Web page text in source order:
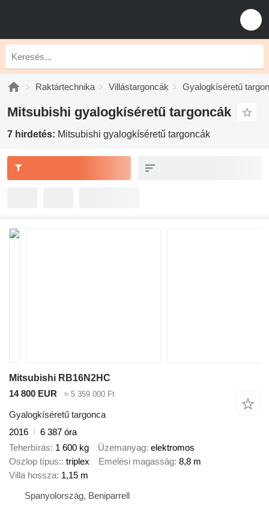
Raktártechnika Villástargoncák Gyalogkíséretű
Mitsubishi gyalogkíséretű targoncák
7 hirdetés: Mitsubishi gyalogkíséretű targoncák
Mitsubishi RB16N2HC
14 800 EUR
≈ 5 359 000 Ft
Gyalogkíséretű targonca
2016
6 387 óra
Teherbírás 1 600 kg Üzemanyag elektromos
Oszlop típus: triplex Emelési magasság 8,8 m
Villa hossza 1,15 m
Spanyolország, Beniparrell